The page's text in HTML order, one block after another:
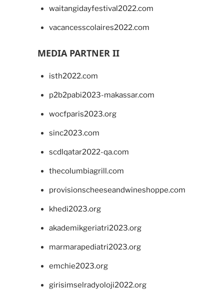
waitangidayfestival2022.com
vacancesscolaires2022.com
MEDIA PARTNER II
isth2022.com
p2b2pabi2023-makassar.com
wocfparis2023.org
sinc2023.com
scdlqatar2022-qa.com
thecolumbiagrill.com
provisionscheeseandwineshoppe.com
khedi2023.org
akademikgeriatri2023.org
marmarapediatri2023.org
emchie2023.org
girisimselradyoloji2022.org